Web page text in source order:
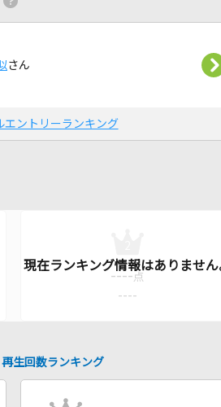
さん
ントリーランキング
---- 点
----
再生回数ランキング